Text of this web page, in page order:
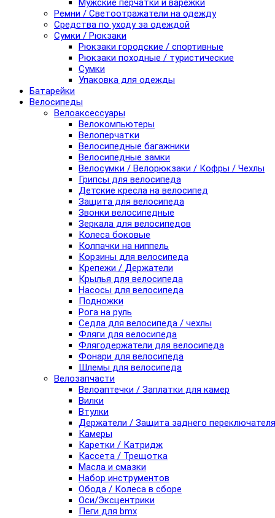
Мужские перчатки и варежки
Ремни / Светоотражатели на одежду
Средства по уходу за одеждой
Сумки / Рюкзаки
Рюкзаки городские / спортивные
Рюкзаки походные / туристические
Сумки
Упаковка для одежды
Батарейки
Велосипеды
Велоаксессуары
Велокомпьютеры
Велоперчатки
Велосипедные багажники
Велосипедные замки
Велосумки / Велорюкзаки / Кофры / Чехлы
Грипсы для велосипеда
Детские кресла на велосипед
Защита для велосипеда
Звонки велосипедные
Зеркала для велосипедов
Колеса боковые
Колпачки на ниппель
Корзины для велосипеда
Крепежи / Держатели
Крылья для велосипеда
Насосы для велосипеда
Подножки
Рога на руль
Седла для велосипеда / чехлы
Фляги для велосипеда
Флягодержатели для велосипеда
Фонари для велосипеда
Шлемы для велосипеда
Велозапчасти
Велоаптечки / Заплатки для камер
Вилки
Втулки
Держатели / Защита заднего переключателя
Камеры
Каретки / Катридж
Кассета / Трещотка
Масла и смазки
Набор инструментов
Обода / Колеса в сборе
Оси/Эксцентрики
Пеги для bmx